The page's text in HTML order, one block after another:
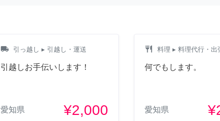
local_shipping 引っ越し ▸ 引越し・運送
引越しお手伝いします！
愛知県 ¥2,000
restaurant 料理 ▸ 料理代行・出
何でもします。
愛知県